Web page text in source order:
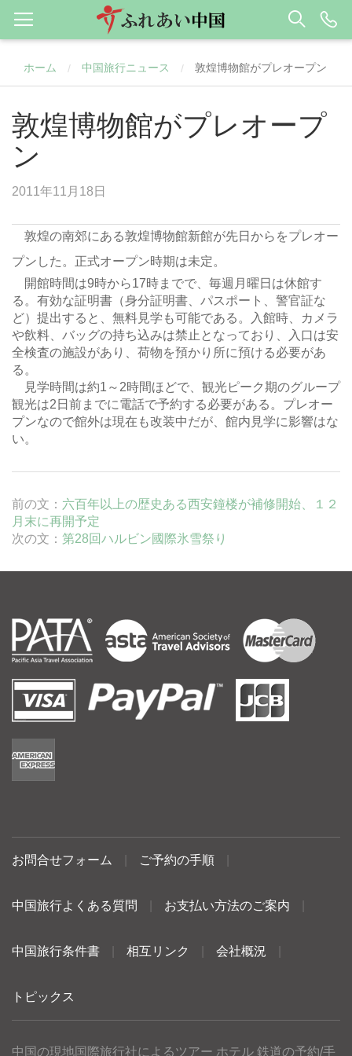
ホーム / 中国旅行ニュース / 敦煌博物館がプレオープン
敦煌博物館がプレオープ
ン
2011年11月18日
敦煌の南郊にある敦煌博物館新館が先日からをプレオー
プンした。正式オープン時期は未定。
開館時間は9時から17時までで、毎週月曜日は休館す
る。有効な証明書（身分証明書、パスポート、警官証な
ど）提出すると、無料見学も可能である。入館時、カメラ
や飲料、バッグの持ち込みは禁止となっており、入口は安
全検査の施設があり、荷物を預かり所に預ける必要があ
る 。
見学時間は約1～2時間ほどで、観光ピーク期のグループ
観光は2日前までに電話で予約する必要がある。プレオー
プンなので館外は現在も改装中だが、館内見学に影響はな
い。
前の文： 六百年以上の歴史ある西安鐘楼が補修開始、１２
月末に再開予定
次の文： 第28回ハルビン國際氷雪祭り
お問合せフォーム ご予約の手順
中国旅行よくある質問 お支払い方法のご案内
中国旅行条件書 相互リンク 会社概況
トピックス
中国の現地国際旅行社によるツアー ホテル 鉄道の予約/手